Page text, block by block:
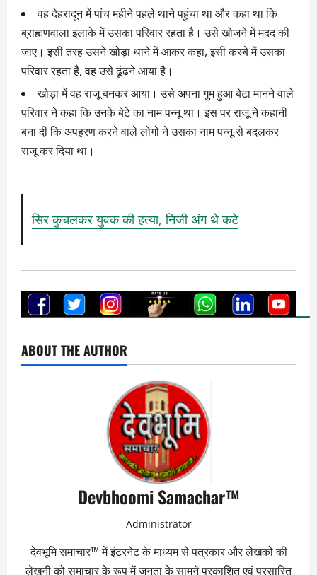
वह देहरादून में पांच महीने पहले थाने पहुंचा था और कहा था कि
ब्राह्मणवाला इलाके में उसका परिवार रहता है। उसे खोजने में मदद की
जाए। इसी तरह उसने खोड़ा थाने में आकर कहा, इसी कस्बे में उसका
परिवार रहता है, वह उसे ढूंढने आया है।
खोड़ा में वह राजू बनकर आया। उसे अपना गुम हुआ बेटा मानने वाले
परिवार ने कहा कि उनके बेटे का नाम पन्नू था। इस पर राजू ने कहानी
बना दी कि अपहरण करने वाले लोगों ने उसका नाम पन्नू से बदलकर
राजू कर दिया था।
सिर कुचलकर युवक की हत्या, निजी अंग थे कटे
ABOUT THE AUTHOR
Devbhoomi Samachar™
Administrator
देवभूमि समाचार™ में इंटरनेट के माध्यम से पत्रकार और लेखकों की
लेखनी को समाचार के रूप में जनता के सामने प्रकाशित एवं प्रसारित